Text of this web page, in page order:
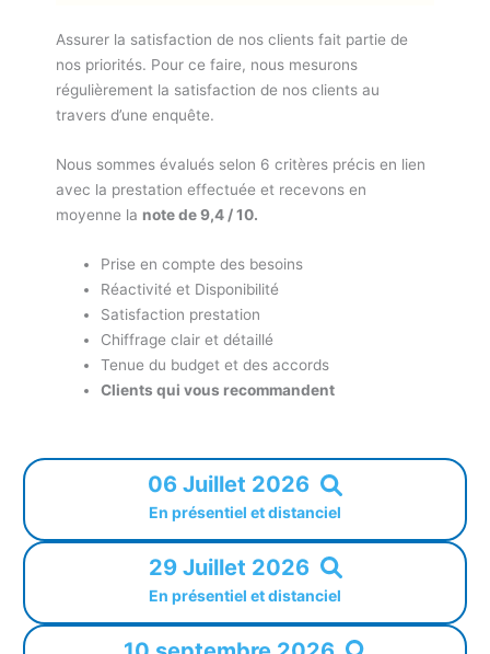
Assurer la satisfaction de nos clients fait partie de
nos priorités. Pour ce faire, nous mesurons
régulièrement la satisfaction de nos clients au
travers d’une enquête.
Nous sommes évalués selon 6 critères précis en lien
avec la prestation effectuée et recevons en
moyenne la note de 9,4 / 10.
Prise en compte des besoins
Réactivité et Disponibilité
Satisfaction prestation
Chiffrage clair et détaillé
Tenue du budget et des accords
Clients qui vous recommandent
06 Juillet 2026
En présentiel et distanciel
29 Juillet 2026
En présentiel et distanciel